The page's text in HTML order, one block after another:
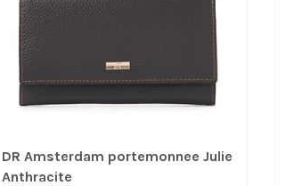
DR Amsterdam portemonnee Julie
Anthracite